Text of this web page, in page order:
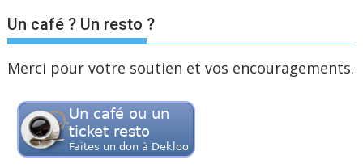
Un café ? Un resto ?
Merci pour votre soutien et vos encouragements.